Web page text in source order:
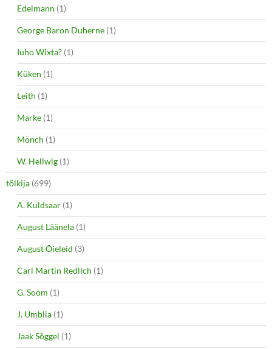
Edelmann (1)
George Baron Duherne (1)
Iuho Wixta? (1)
Küken (1)
Leith (1)
Marke (1)
Mönch (1)
W. Hellwig (1)
tõlkija (699)
A. Kuldsaar (1)
August Läänela (1)
August Õieleid (3)
Carl Martin Redlich (1)
G. Soom (1)
J. Umblia (1)
Jaak Sõggel (1)